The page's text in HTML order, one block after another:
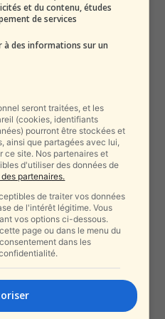
sur la stratégie
Le débat budgétaire
: il cristallise une
des ressources de
claire des succès
dans les couloirs du
coûte », mais « jusqu’où,
de compiler ses
politique et publique
l’affrontement avec l’Iran
et du contenu, études
de services
des informations sur un
seront traitées, et les
(cookies, identifiants
pourront être stockées et
ainsi que partagées avec lui,
ce site. Nos partenaires et
d'utiliser des données de
partenaires.
de traiter vos données
de l'intérêt légitime. Vous
vos options ci-dessous.
page ou dans le menu du
dans les